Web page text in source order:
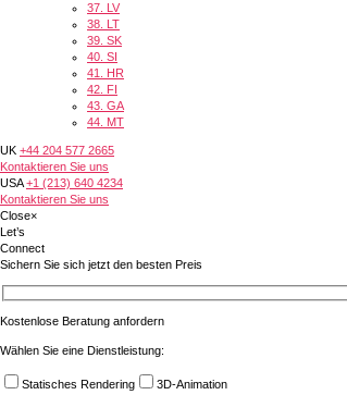
37. LV
38. LT
39. SK
40. SI
41. HR
42. FI
43. GA
44. MT
UK +44 204 577 2665
Kontaktieren Sie uns
USA +1 (213) 640 4234
Kontaktieren Sie uns
Close×
Let’s
Connect
Sichern Sie sich jetzt den besten Preis
Kostenlose Beratung anfordern
Wählen Sie eine Dienstleistung:
Statisches Rendering 3D-Animation